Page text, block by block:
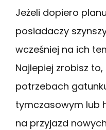
Jeżeli dopiero
posiadaczy
wcześniej na ich
Najlepiej zrobisz
potrzebach
tymczasowym lub
na przyjazd